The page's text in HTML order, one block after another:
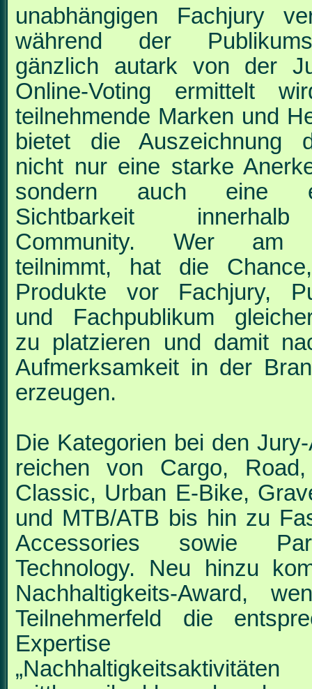
unabhängigen Fachjury
während der
gänzlich autark von der
Online-Voting ermittelt
teilnehmende Marken und
bietet dieAuszeichnung
nicht nur eine starke
sondern auch eine
Sichtbarkeit
Community. Wer am
teilnimmt, hat die
Produkte vor Fachjury,
und Fachpublikum
zu platzieren und damit
Aufmerksamkeit in der
erzeugen.
Die Kategorien bei den
reichen von Cargo,
Classic, Urban E-Bike,
und MTB/ATB bis hin zu
Accessories sowie
Technology. Neu hinzu
Nachhaltigkeits-Award,
Teilnehmerfeld die
Expertise